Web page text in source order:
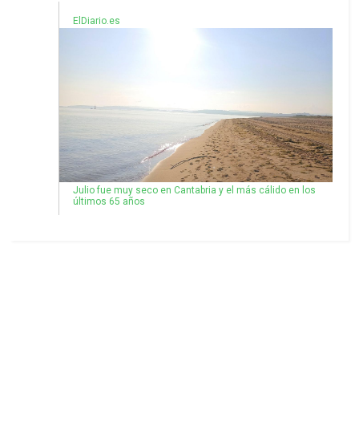
ElDiario.es
Julio fue muy seco en Cantabria y el más cálido en los
últimos 65 años